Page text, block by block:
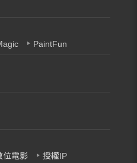
PaintFun
位電影
授權IP